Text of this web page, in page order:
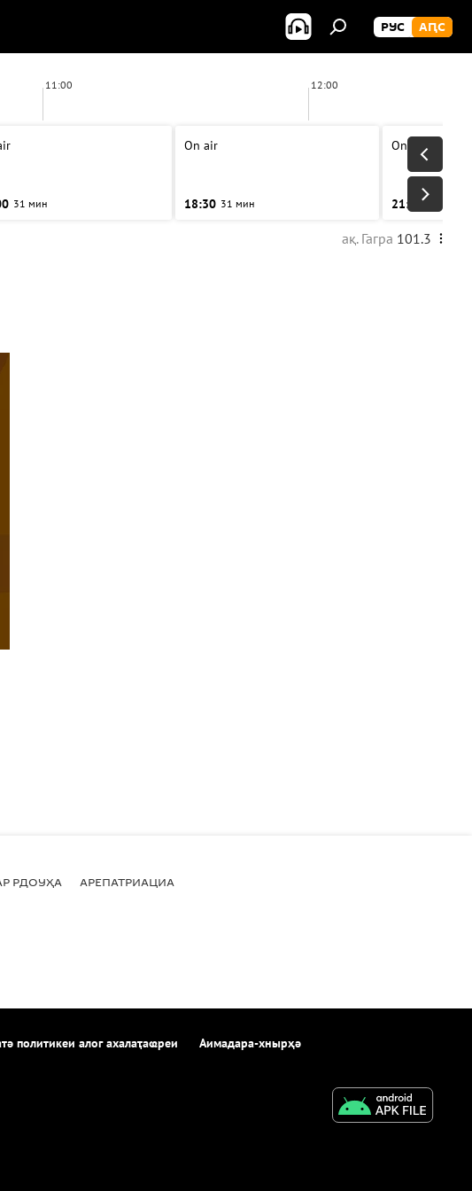
РУС АԤС
11:00 12:00
31 мин
On air
18:30 31 мин
On air
21:00
ақ. Гагра 101.3
РДОУҲА АРЕПАТРИАЦИА
политикеи алог ахалаҭаҩреи Аимадара-хнырҳә